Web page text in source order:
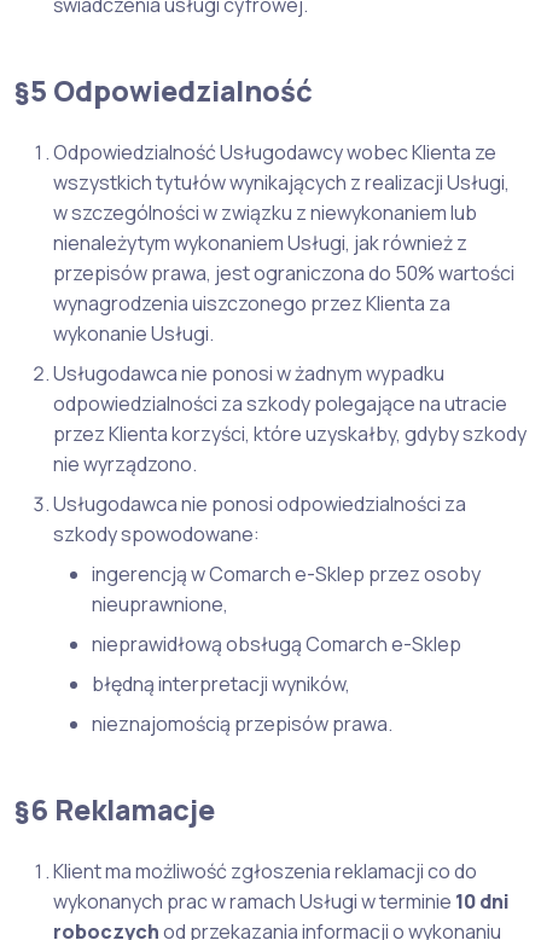
§5 Odpowiedzialność
Odpowiedzialność Usługodawcy wobec Klienta ze
wszystkich tytułów wynikających z realizacji Usługi,
w szczególności w związku z niewykonaniem lub
nienależytym wykonaniem Usługi, jak również z
przepisów prawa, jest ograniczona do 50% wartości
wynagrodzenia uiszczonego przez Klienta za
wykonanie Usługi.
Usługodawca nie ponosi w żadnym wypadku
odpowiedzialności za szkody polegające na utracie
przez Klienta korzyści, które uzyskałby, gdyby szkody
nie wyrządzono.
Usługodawca nie ponosi odpowiedzialności za
szkody spowodowane:
ingerencją w Comarch e-Sklep przez osoby
nieuprawnione,
nieprawidłową obsługą Comarch e-Sklep
błędną interpretacji wyników,
nieznajomością przepisów prawa.
§6 Reklamacje
Klient ma możliwość zgłoszenia reklamacji co do
wykonanych prac w ramach Usługi w terminie 10 dni
roboczychod przekazania informacji o wykonaniu